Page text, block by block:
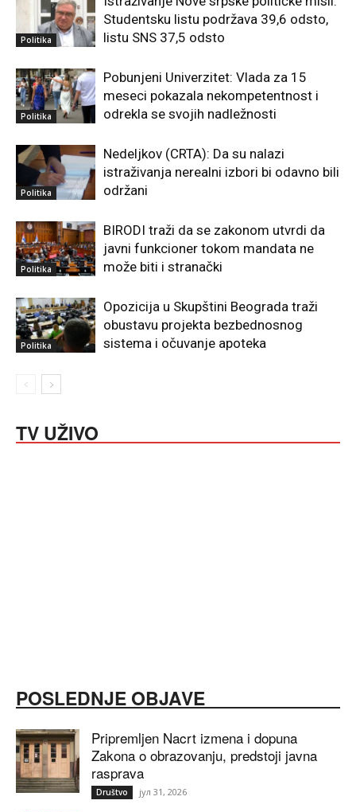
Politika
Studentsku listu podržava 39,6 odsto,
listu SNS 37,5 odsto
Politika
Pobunjeni Univerzitet: Vlada za 15
meseci pokazala nekompetentnost i
odrekla se svojih nadležnosti
Politika
Nedeljkov (CRTA): Da su nalazi
istraživanja nerealni izbori bi odavno bili
održani
Politika
BIRODI traži da se zakonom utvrdi da
javni funkcioner tokom mandata ne
može biti i stranački
Politika
Opozicija u Skupštini Beograda traži
obustavu projekta bezbednosnog
sistema i očuvanje apoteka
TV UŽIVO
POSLEDNJE OBJAVE
Pripremljen Nacrt izmena i dopuna
Zakona o obrazovanju, predstoji javna
rasprava
Društvo јул 31, 2026